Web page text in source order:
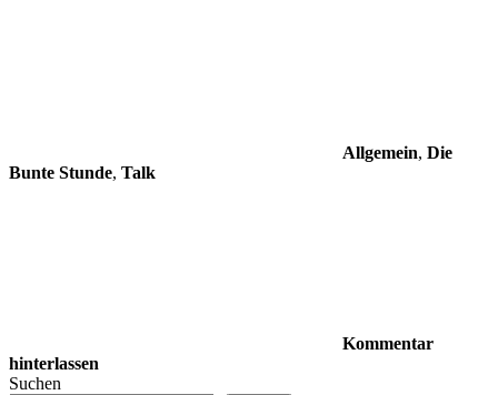
Allgemein, Die
Bunte Stunde, Talk
Kommentar
hinterlassen
Suchen